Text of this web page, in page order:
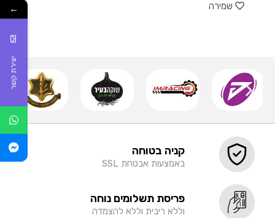
שמירה
קניה בטוחה
באמצעות אבטחת SSL
פריסת תשלומים נוחה
וללא ריבית וללא להצמדה
←
יצירת קשר